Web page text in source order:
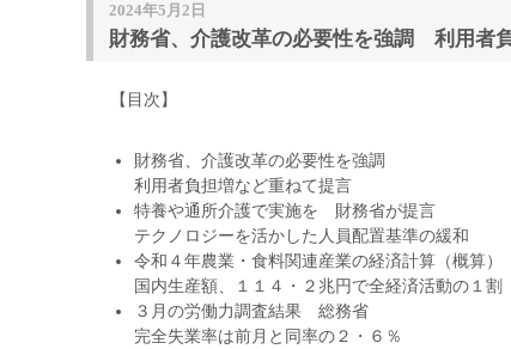
2024年5月2日
財務省、介護改革の必要性を強調 利用者
【目次】
財務省、介護改革の必要性を強調
利用者負担増など重ねて提言
特養や通所介護で実施を 財務省が提言
テクノロジーを活かした人員配置基準の緩和
令和４年農業・食料関連産業の経済計算（概算）
国内生産額、１１４・２兆円で全経済活動の１割
３月の労働力調査結果 総務省
完全失業率は前月と同率の２・６％